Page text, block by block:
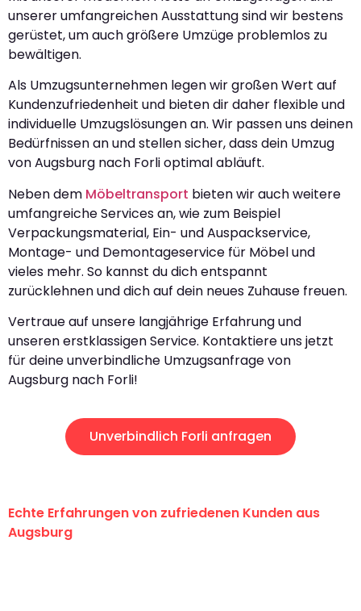
unserer umfangreichen Ausstattung sind wir bestens
gerüstet, um auch größere Umzüge problemlos zu
bewältigen.
Als Umzugsunternehmen legen wir großen Wert auf
Kundenzufriedenheit und bieten dir daher flexible und
individuelle Umzugslösungen an. Wir passen uns deinen
Bedürfnissen an und stellen sicher, dass dein Umzug
von Augsburg nach Forli optimal abläuft.
Neben dem Möbeltransport bieten wir auch weitere
umfangreiche Services an, wie zum Beispiel
Verpackungsmaterial, Ein- und Auspackservice,
Montage- und Demontageservice für Möbel und
vieles mehr. So kannst du dich entspannt
zurücklehnen und dich auf dein neues Zuhause freuen.
Vertraue auf unsere langjährige Erfahrung und
unseren erstklassigen Service. Kontaktiere uns jetzt
für deine unverbindliche Umzugsanfrage von
Augsburg nach Forli!
Unverbindlich Forli anfragen
Echte Erfahrungen von zufriedenen Kunden aus
Augsburg